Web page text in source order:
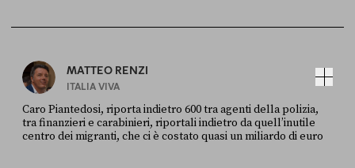
MATTEO RENZI
ITALIA VIVA
Caro Piantedosi, riporta indietro 600 tra agenti della polizia,
tra finanzieri e carabinieri, riportali indietro da quell’inutile
centro dei migranti, che ci è costato quasi un miliardo di euro